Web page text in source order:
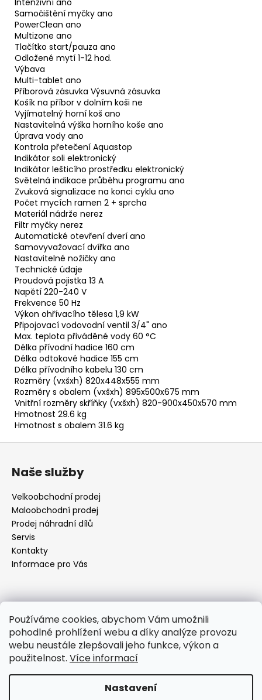
Používáme cookies, abychom Vám umožnili
pohodlné prohlížení webu a díky analýze provozu
webu neustále zlepšovali jeho funkce, výkon a
použitelnost. Více informací
Nastavení
Intenzivní ano
Samočištění myčky ano
PowerClean ano
Multizone ano
Tlačítko start/pauza ano
Odložené mytí 1-12 hod.
Výbava
Multi-tablet ano
Příborová zásuvka Výsuvná zásuvka
Košík na příbor v dolním koši ne
Vyjímatelný horní koš ano
Nastavitelná výška horního koše ano
Úprava vody ano
Kontrola přetečení Aquastop
Indikátor soli elektronický
Indikátor lešticího prostředku elektronický
Světelná indikace průběhu programu ano
Zvuková signalizace na konci cyklu ano
Počet mycích ramen 2 + sprcha
Materiál nádrže nerez
Filtr myčky nerez
Automatické otevření dverí ano
Samovyvažovací dvířka ano
Nastavitelné nožičky ano
Technické údaje
Proudová pojistka 13 A
Napětí 220-240 V
Frekvence 50 Hz
Výkon ohřívacího tělesa 1,9 kW
Připojovací vodovodní ventil 3/4" ano
Max. teplota přiváděné vody 60 °C
Délka přívodní hadice 160 cm
Délka odtokové hadice 155 cm
Délka přívodního kabelu 130 cm
Rozměry (vxšxh) 820x448x555 mm
Rozměry s obalem (vxšxh) 895x500x675 mm
Vnitřní rozměry skříňky (vxšxh) 820-900x450x570 mm
Hmotnost 29.6 kg
Hmotnost s obalem 31.6 kg
Naše služby
Velkoobchodní prodej
Maloobchodní prodej
Prodej náhradní dílů
Servis
Kontakty
Informace pro Vás
objednavky@elektrorezny.cz
602 155 983
https://www.facebook.com/jirireznyelektroservis
reznyelektro